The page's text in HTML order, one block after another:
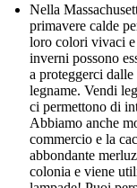
Nella
primavere calde
loro colori vivaci
inverni possono
a proteggerci
legname. Vendi
ci permettono di
Abbiamo anche
commercio e la
abbondante
colonia e viene